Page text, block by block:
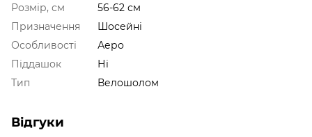
Розмір, см
56-62 см
Призначення
Шосейні
Особливості
Аеро
Піддашок
Ні
Тип
Велошолом
Відгуки